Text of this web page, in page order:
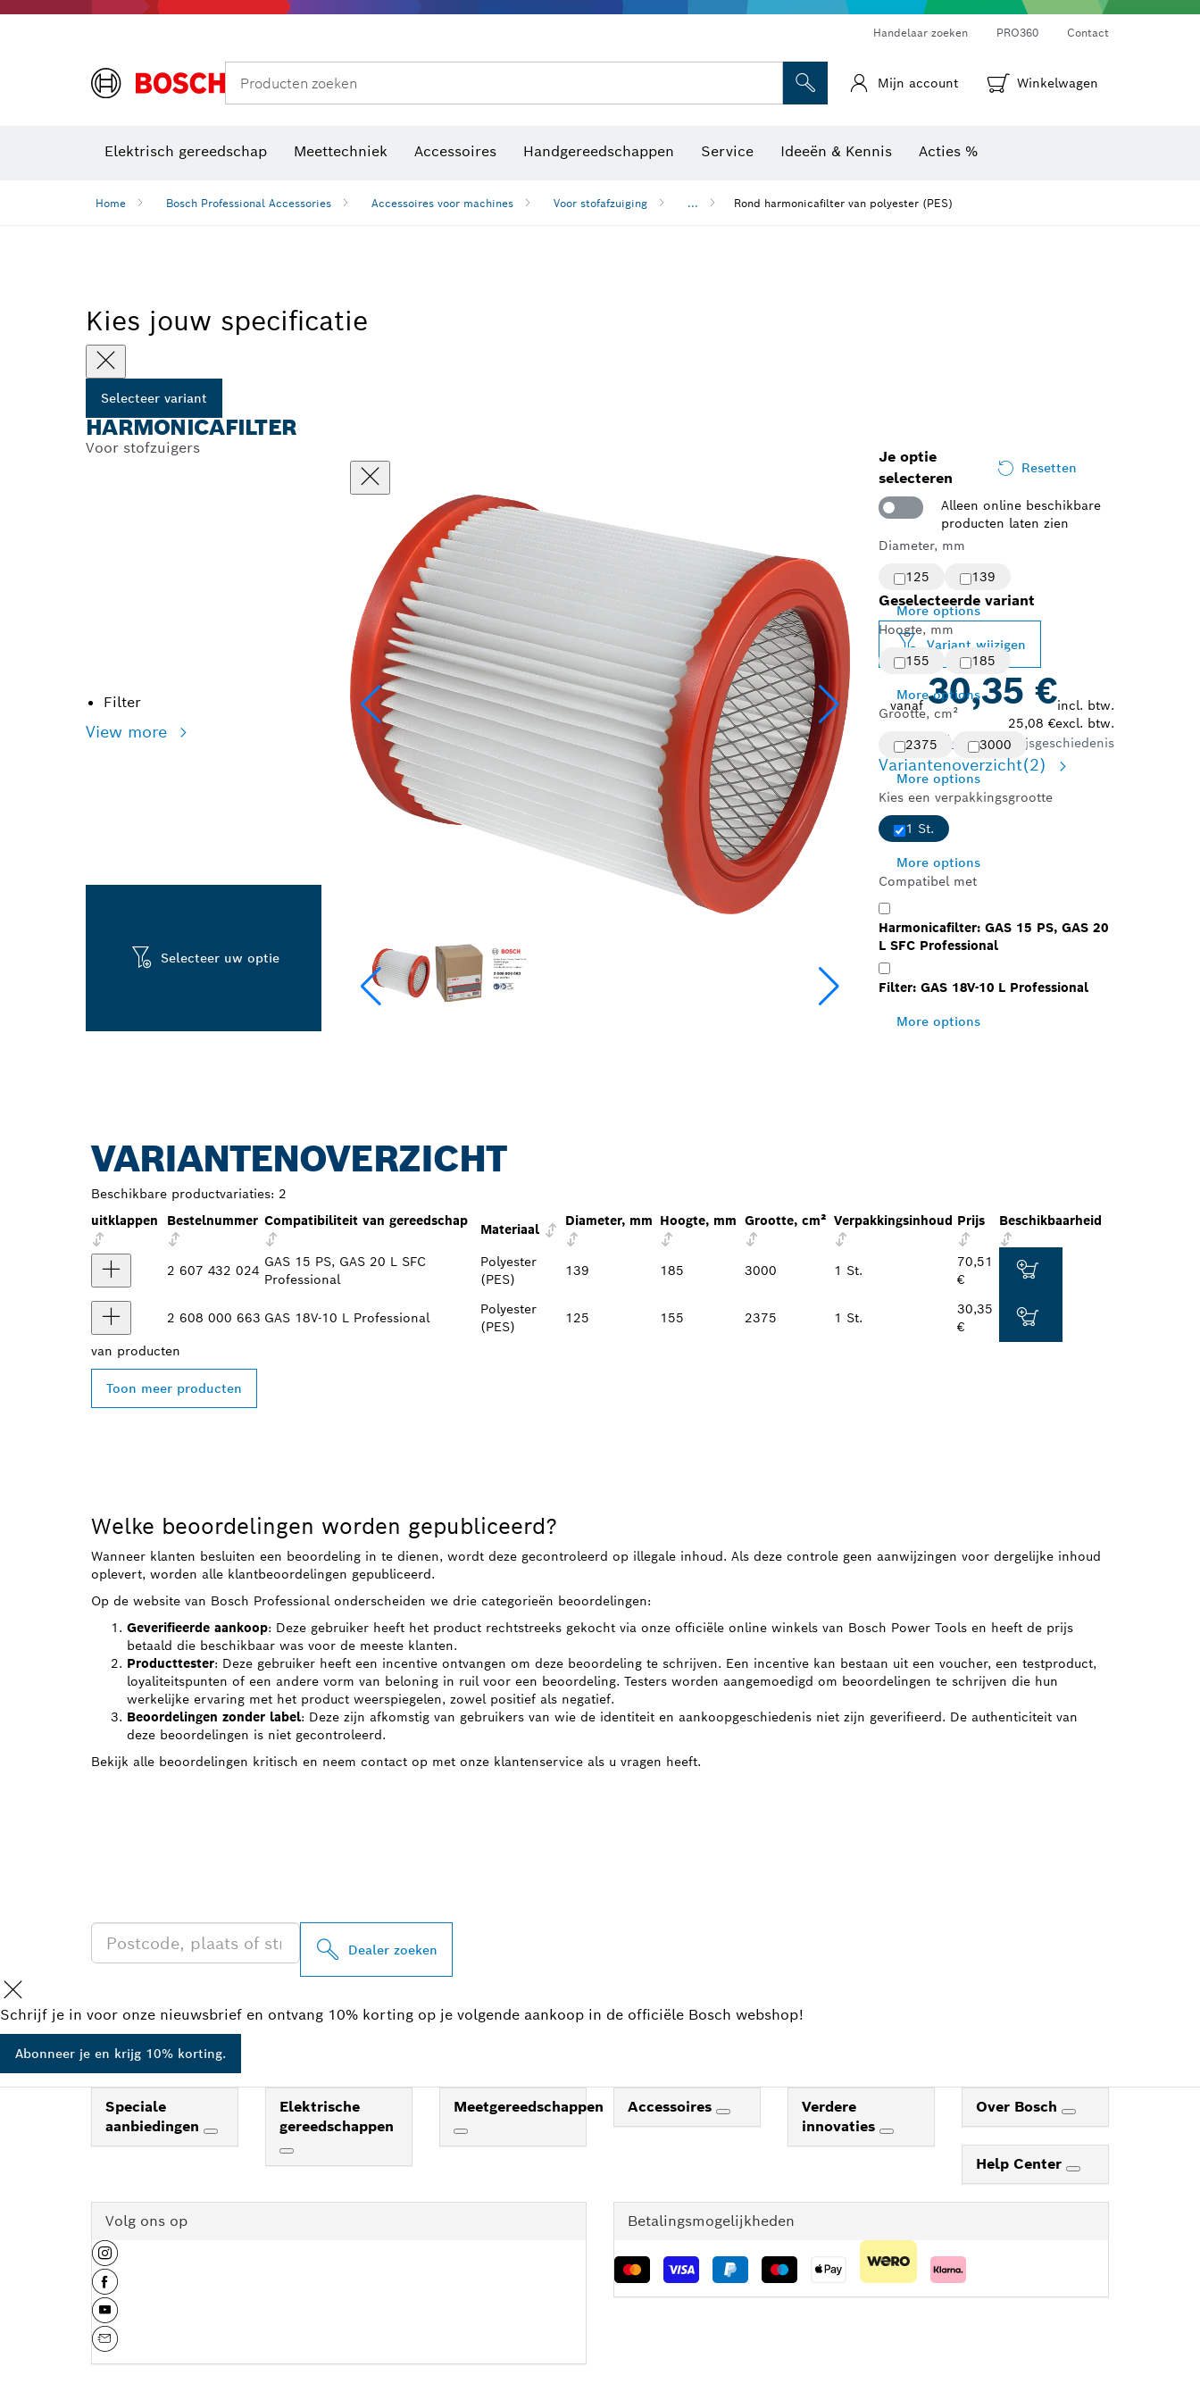
Handelaar zoeken PRO360 Contact
Producten zoeken Mijn account Winkelwagen
Elektrisch gereedschap Meettechniek Accessoires Handgereedschappen Service Ideeën & Kennis Acties %
Home Bosch Professional Accessories Accessoires voor machines Voor stofafzuiging ... Rond harmonicafilter van polyester (PES)
Kies jouw specificatie
Selecteer variant
HARMONICAFILTER
Voor stofzuigers
Filter
View more
Selecteer uw optie
Je optie
selecteren
Resetten
Alleen online beschikbare
producten laten zien
Diameter, mm
125
139
More options
Hoogte, mm
155
185
More options
Grootte, cm²
2375
3000
More options
Kies een verpakkingsgrootte
1 St.
More options
Compatibel met
Harmonicafilter: GAS 15 PS, GAS 20
L SFC Professional
Filter: GAS 18V-10 L Professional
More options
Geselecteerde variant
Variant wijzigen
vanaf 30,35 €incl. btw.
25,08 €excl. btw.
Bekijk prijsgeschiedenis
Variantenoverzicht(2)
VARIANTENOVERZICHT
Beschikbare productvariaties: 2
uitklappen
Bestelnummer Compatibiliteit van gereedschap
Materiaal
Diameter, mm Hoogte, mm Grootte, cm² Verpakkingsinhoud Prijs Beschikbaarheid
2 607 432 024
GAS 15 PS, GAS 20 L SFC
Professional
Polyester
(PES)
139 185 3000 1 St.
70,51
€
2 608 000 663 GAS 18V-10 L Professional
Polyester
(PES)
125 155 2375 1 St.
30,35
€
van producten
Toon meer producten
Welke beoordelingen worden gepubliceerd?
Wanneer klanten besluiten een beoordeling in te dienen, wordt deze gecontroleerd op illegale inhoud. Als deze controle geen aanwijzingen voor dergelijke inhoud
oplevert, worden alle klantbeoordelingen gepubliceerd.
Op de website van Bosch Professional onderscheiden we drie categorieën beoordelingen:
Geverifieerde aankoop: Deze gebruiker heeft het product rechtstreeks gekocht via onze officiële online winkels van Bosch Power Tools en heeft de prijs
betaald die beschikbaar was voor de meeste klanten.
Producttester: Deze gebruiker heeft een incentive ontvangen om deze beoordeling te schrijven. Een incentive kan bestaan uit een voucher, een testproduct,
loyaliteitspunten of een andere vorm van beloning in ruil voor een beoordeling. Testers worden aangemoedigd om beoordelingen te schrijven die hun
werkelijke ervaring met het product weerspiegelen, zowel positief als negatief.
Beoordelingen zonder label: Deze zijn afkomstig van gebruikers van wie de identiteit en aankoopgeschiedenis niet zijn geverifieerd. De authenticiteit van
deze beoordelingen is niet gecontroleerd.
Bekijk alle beoordelingen kritisch en neem contact op met onze klantenservice als u vragen heeft.
Dealer zoeken
Schrijf je in voor onze nieuwsbrief en ontvang 10% korting op je volgende aankoop in de officiële Bosch webshop!
Abonneer je en krijg 10% korting.
Speciale
aanbiedingen
Elektrische
gereedschappen
Meetgereedschappen Accessoires
Verdere
innovaties
Over Bosch
Help Center
Volg ons op Betalingsmogelijkheden